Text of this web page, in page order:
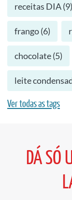
receitas DIA(9)
frango(6)
chocolate(5)
leite
Ver todas as tags
DÁ SÓ